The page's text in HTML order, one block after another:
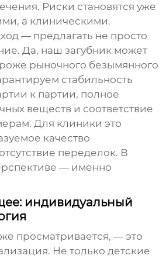
Риски становятся уже
а клиническими.
— предлагать не просто
Да, наш загубник может
рыночного безымянного
стабильность
к партии, полное
веществ и соответствие
Для клиники это
качество
переделок. В
— именно
индивидуальный
просматривается, — это
Не только детские